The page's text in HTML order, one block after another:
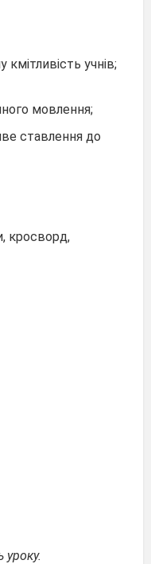
учнів;
мовлення;
ставлення до
кросворд,
уроку.